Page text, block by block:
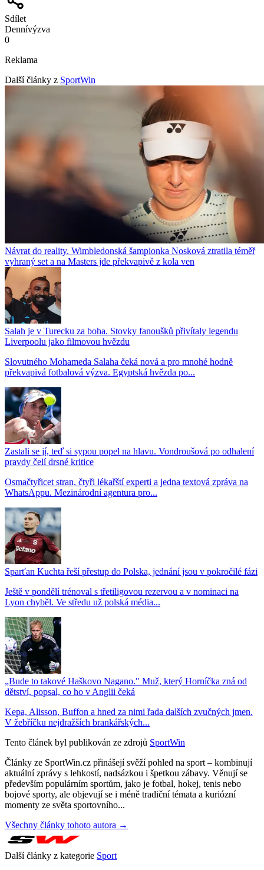
Sdílet
Dennívýzva
0
Reklama
Další články z SportWin
Návrat do reality. Wimbledonská šampionka Nosková ztratila téměř
vyhraný set a na Masters jde překvapivě z kola ven
Salah je v Turecku za boha. Stovky fanoušků přivítaly legendu
Liverpoolu jako filmovou hvězdu
Slovutného Mohameda Salaha čeká nová a pro mnohé hodně
překvapivá fotbalová výzva. Egyptská hvězda po...
Zastali se jí, teď si sypou popel na hlavu. Vondroušová po odhalení
pravdy čelí drsné kritice
Osmačtyřicet stran, čtyři lékařští experti a jedna textová zpráva na
WhatsAppu. Mezinárodní agentura pro...
Sparťan Kuchta řeší přestup do Polska, jednání jsou v pokročilé fázi
Ještě v pondělí trénoval s třetiligovou rezervou a v nominaci na
Lyon chyběl. Ve středu už polská média...
„Bude to takové Haškovo Nagano." Muž, který Horníčka zná od
dětství, popsal, co ho v Anglii čeká
Kepa, Alisson, Buffon a hned za nimi řada dalších zvučných jmen.
V žebříčku nejdražších brankářských...
Tento článek byl publikován ze zdrojů SportWin
Články ze SportWin.cz přinášejí svěží pohled na sport – kombinují
aktuální zprávy s lehkostí, nadsázkou i špetkou zábavy. Věnují se
především populárním sportům, jako je fotbal, hokej, tenis nebo
bojové sporty, ale objevují se i méně tradiční témata a kuriózní
momenty ze světa sportovního...
Všechny články tohoto autora →
Další články z kategorie Sport